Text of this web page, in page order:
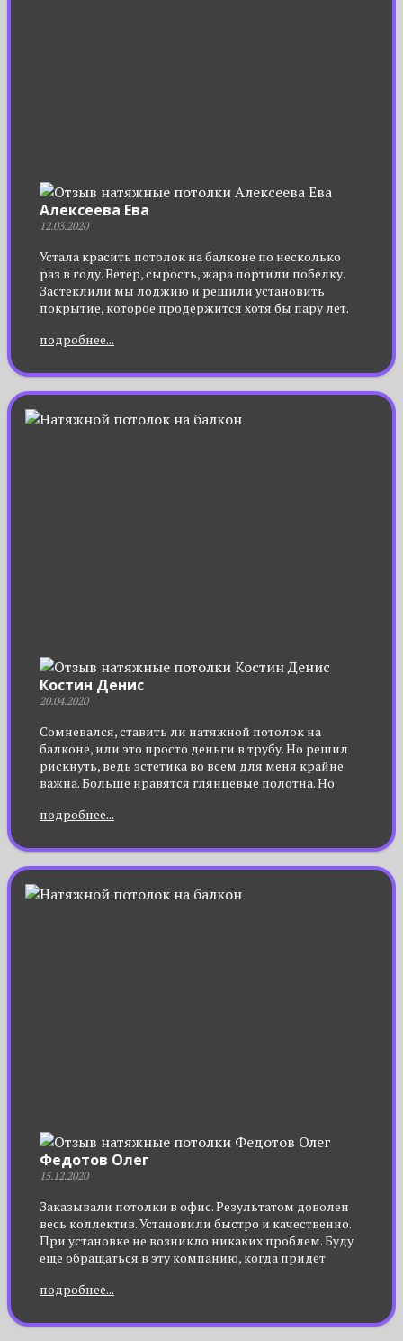
Алексеева Ева
12.03.2020
Устала красить потолок на балконе по несколько
раз в году. Ветер, сырость, жара портили побелку.
Застеклили мы лоджию и решили установить
покрытие, которое продержится хотя бы пару лет.
компании нам подсказали, какой вид полотна
красовался на балконе. Пылесосом пройдусь и уже
чистый, провода не выступают, да и как-то уютно
стало. Рекомендую.
подробнее...
Костин Денис
20.04.2020
Сомневался, ставить ли натяжной потолок на
балконе, или это просто деньги в трубу. Но решил
рискнуть, ведь эстетика во всем для меня крайне
важна. Больше нравятся глянцевые полотна. Но
посоветовали тканевый вариант, потому, что балкон
год стоит – ни деформаций, ни потери цвета, даже
воду удерживал, когда сверху затопили.
Задумываюсь теперь о натяжном потолке в ванную.
подробнее...
Федотов Олег
15.12.2020
Заказывали потолки в офис. Результатом доволен
весь коллектив. Установили быстро и качественно.
При установке не возникло никаких проблем. Буду
еще обращаться в эту компанию, когда придет
добросовестная компания с доступными ценами!
подробнее...